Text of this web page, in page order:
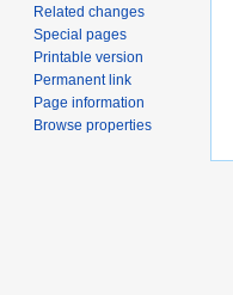
Related changes
Special pages
Printable version
Permanent link
Page information
Browse properties